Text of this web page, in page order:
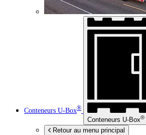
Conteneurs U-Box®
Conteneurs U-Box®
Retour au menu principal